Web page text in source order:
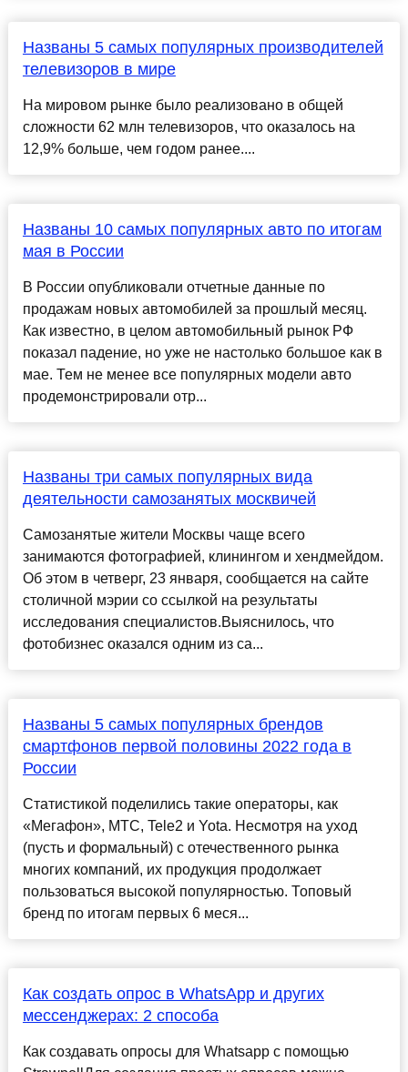
Названы 5 самых популярных производителей
телевизоров в мире
На мировом рынке было реализовано в общей
сложности 62 млн телевизоров, что оказалось на
12,9% больше, чем годом ранее....
Названы 10 самых популярных авто по итогам
мая в России
В России опубликовали отчетные данные по
продажам новых автомобилей за прошлый месяц.
Как известно, в целом автомобильный рынок РФ
показал падение, но уже не настолько большое как в
мае. Тем не менее все популярных модели авто
продемонстрировали отр...
Названы три самых популярных вида
деятельности самозанятых москвичей
Самозанятые жители Москвы чаще всего
занимаются фотографией, клинингом и хендмейдом.
Об этом в четверг, 23 января, сообщается на сайте
столичной мэрии со ссылкой на результаты
исследования специалистов.Выяснилось, что
фотобизнес оказался одним из са...
Названы 5 самых популярных брендов
смартфонов первой половины 2022 года в
России
Статистикой поделились такие операторы, как
«Мегафон», МТС, Tele2 и Yota. Несмотря на уход
(пусть и формальный) с отечественного рынка
многих компаний, их продукция продолжает
пользоваться высокой популярностью. Топовый
бренд по итогам первых 6 меся...
Как создать опрос в WhatsApp и других
мессенджерах: 2 способа
Как создавать опросы для Whatsapp с помощью